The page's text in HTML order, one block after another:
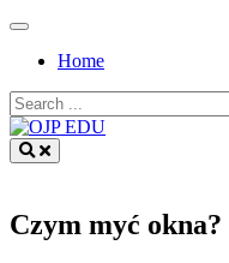
Skip
contentHome
Search
for:
Czym myć okna?